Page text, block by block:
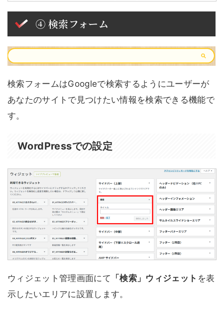
④ 検索フォーム
検索フォームはGoogleで検索するようにユーザーが
あなたのサイトで見つけたい情報を検索できる機能で
す。
WordPressでの設定
ウィジェット管理画面にて 「検索」ウィジェット を表
示したいエリアに設置します。